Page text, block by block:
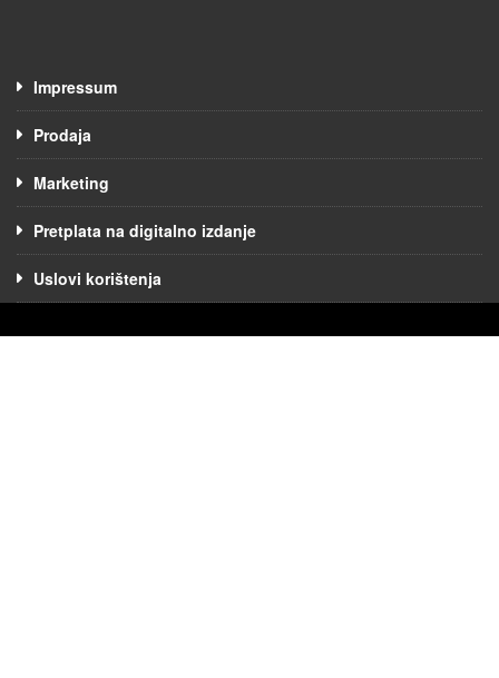
Impressum
Prodaja
Marketing
Pretplata na digitalno izdanje
Uslovi korištenja